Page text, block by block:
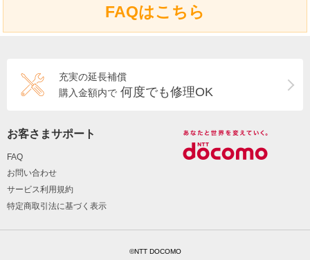
FAQはこちら
充実の延長補償
購入金額内で 何度でも修理OK
お客さまサポート
FAQ
お問い合わせ
サービス利用規約
特定商取引法に基づく表示
©NTT DOCOMO